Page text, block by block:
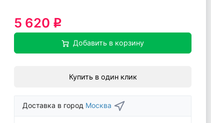
5 620 q
Добавить в корзину
Купить в один клик
Доставка в город Москва